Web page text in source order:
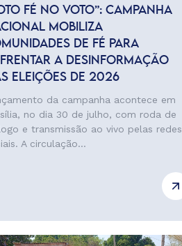
FÉ NO VOTO”: CAMPANHA
MOBILIZA
DE FÉ PARA
A DESINFORMAÇÃO
ELEIÇÕES DE 2026
da campanha acontece em
no dia 30 de julho, com roda de
e transmissão ao vivo pelas redes
A circulação...